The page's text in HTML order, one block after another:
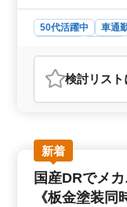
50代活躍中 車通
おすすめポイン
＜働きやすい環
社員と多彩な雇
業も少なめ、車
期にわたり働け
を発揮できます
地域密着の自動車
ライフを支える工
への貢献できま
検討リスト
新着
国産DRでメ
《板金塗装同